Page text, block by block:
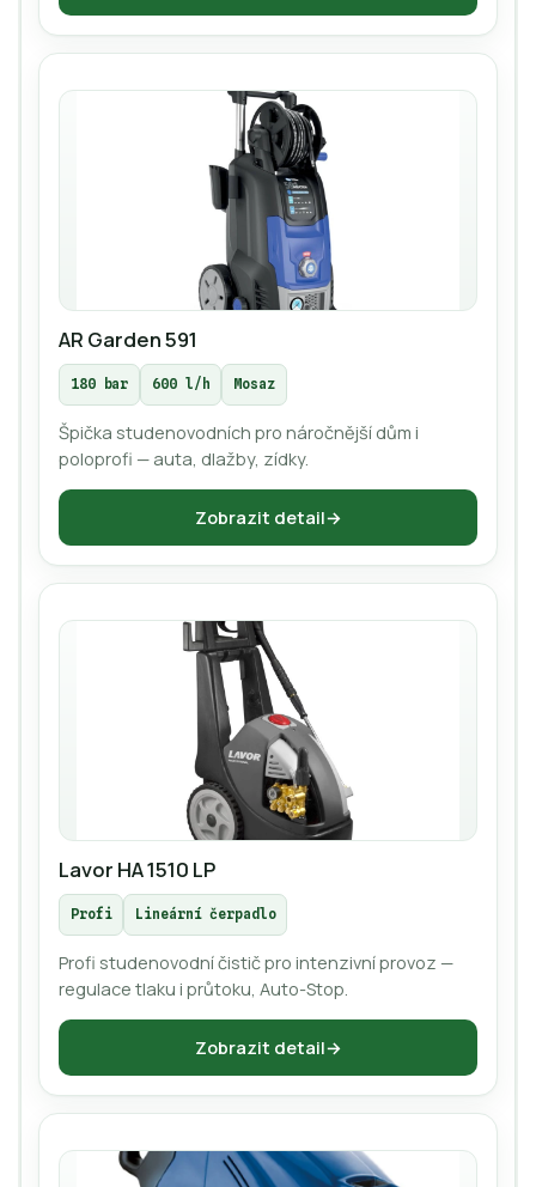
AR Garden 591
180 bar 600 l/h Mosaz
Špička studenovodních pro náročnější dům i
poloprofi — auta, dlažby, zídky.
Zobrazit detail
Lavor HA 1510 LP
Profi Lineární čerpadlo
Profi studenovodní čistič pro intenzivní provoz —
regulace tlaku i průtoku, Auto-Stop.
Zobrazit detail